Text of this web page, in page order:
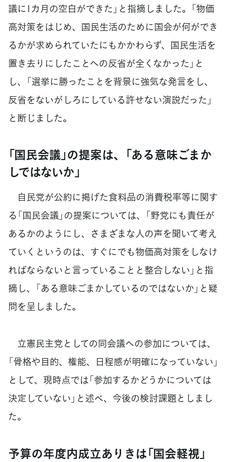
議に1カ月の空白ができた」と指摘しました。「物価
高対策をはじめ、国民生活のために国会が何ができ
るかが求められていたにもかかわらず、国民生活を
置き去りにしたことへの反省が全くなかった」と
し、「選挙に勝ったことを背景に強気な発言をし、
反省をないがしろにしている許せない演説だった」
と断じました。
「国民会議」の提案は、「ある意味ごまか
しではないか」
自民党が公約に掲げた食料品の消費税率等に関す
る「国民会議」の提案については、「野党にも責任が
あるかのようにし、さまざまな人の声を聞いて考え
ていくというのは、すぐにでも物価高対策をしなけ
ればならないと言っていることと整合しない」と指
摘し、「ある意味ごまかしているのではないか」と疑
問を呈しました。
立憲民主党としての同会議への参加については、
「骨格や目的、権能、日程感が明確になっていない」
として、現時点では「参加するかどうかについては
決定していない」と述べ、今後の検討課題としまし
た。
予算の年度内成立ありきは「国会軽視」